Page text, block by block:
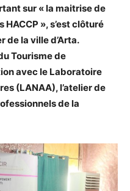
sur « la maitrise de
», s’est clôturé
de la ville d’Arta.
Tourisme de
avec le Laboratoire
(LANAA), l’atelier de
de la